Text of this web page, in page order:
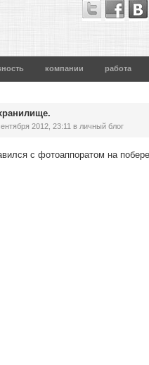
компании работа
2012, 23:11 в личный блог
с фотоаппоратом на